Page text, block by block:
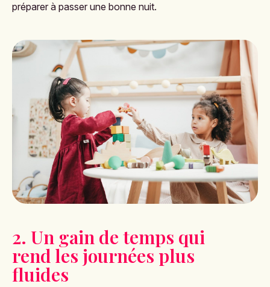
préparer à passer une bonne nuit.
2. Un gain de temps qui
rend les journées plus
fluides